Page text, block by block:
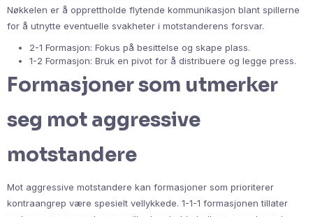
Nøkkelen er å opprettholde flytende kommunikasjon blant spillerne
for å utnytte eventuelle svakheter i motstanderens forsvar.
2-1 Formasjon: Fokus på besittelse og skape plass.
1-2 Formasjon: Bruk en pivot for å distribuere og legge press.
Formasjoner som utmerker
seg mot aggressive
motstandere
Mot aggressive motstandere kan formasjoner som prioriterer
kontraangrep være spesielt vellykkede. 1-1-1 formasjonen tillater